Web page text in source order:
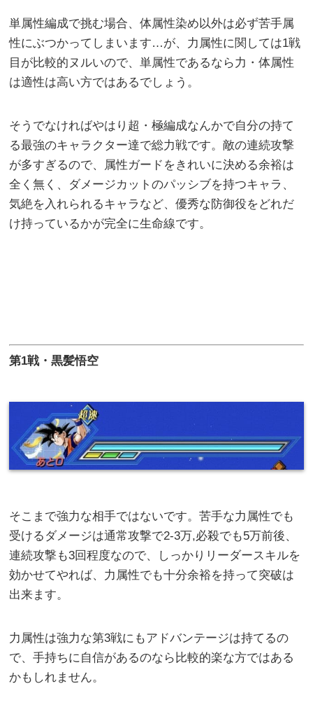
単属性編成で挑む場合、体属性染め以外は必ず苦手属
性にぶつかってしまいます…が、力属性に関しては1戦
目が比較的ヌルいので、単属性であるなら力・体属性
は適性は高い方ではあるでしょう。
そうでなければやはり超・極編成なんかで自分の持て
る最強のキャラクター達で総力戦です。敵の連続攻撃
が多すぎるので、属性ガードをきれいに決める余裕は
全く無く、ダメージカットのパッシブを持つキャラ、
気絶を入れられるキャラなど、優秀な防御役をどれだ
け持っているかが完全に生命線です。
第1戦・黒髪悟空
そこまで強力な相手ではないです。苦手な力属性でも
受けるダメージは通常攻撃で2-3万,必殺でも5万前後、
連続攻撃も3回程度なので、しっかりリーダースキルを
効かせてやれば、力属性でも十分余裕を持って突破は
出来ます。
力属性は強力な第3戦にもアドバンテージは持てるの
で、手持ちに自信があるのなら比較的楽な方ではある
かもしれません。